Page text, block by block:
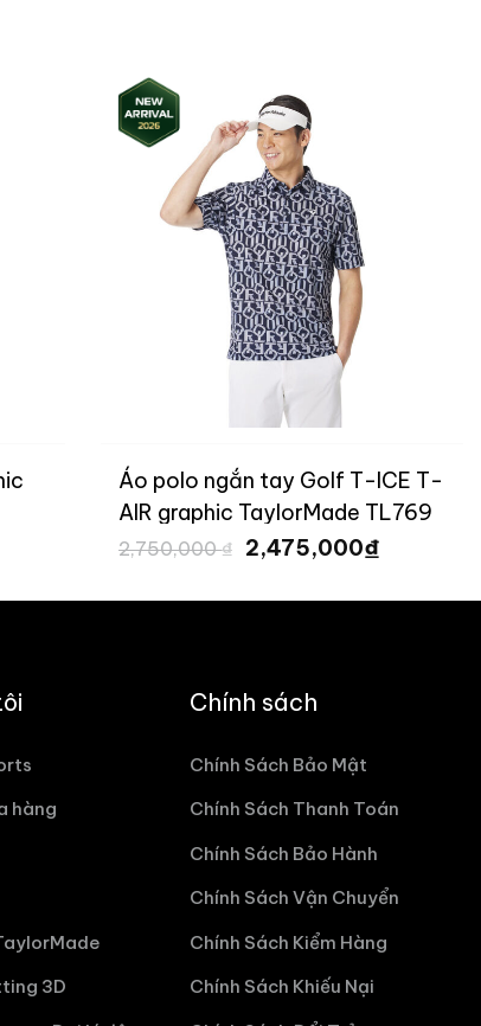
Áo polo ngắn tay Golf T-ICE T-
AIR graphic TaylorMade TL769
2,750,000₫ Giá
gốc
2,750,000 ₫.
2,475,000₫
là:
hàng
3D
Chính sách
Chính Sách Bảo Mật
Chính Sách Thanh Toán
Chính Sách Bảo Hành
Chính Sách Vận Chuyển
Chính Sách Kiểm Hàng
Chính Sách Khiếu Nại